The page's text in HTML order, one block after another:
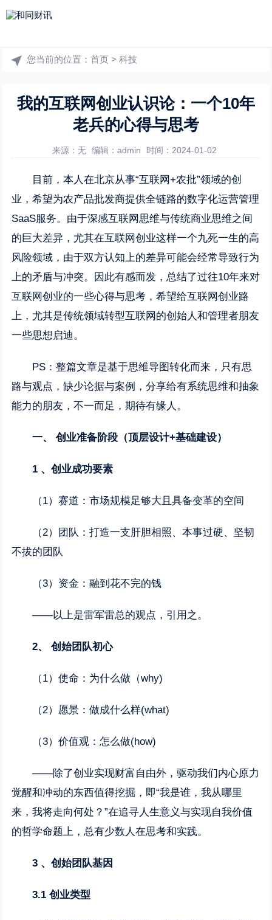
您当前的位置：首页 >科技
我的互联网创业认识论：一个10年
老兵的心得与思考
来源：无 编辑：admin 时间：2024-01-02
目前，本人在北京从事“互联网+农批”领域的创
业，希望为农产品批发商提供全链路的数字化运营管理
SaaS服务。由于深感互联网思维与传统商业思维之间
的巨大差异，尤其在互联网创业这样一个九死一生的高
风险领域，由于双方认知上的差异可能会经常导致行为
上的矛盾与冲突。因此有感而发，总结了过往10年来对
互联网创业的一些心得与思考，希望给互联网创业路
上，尤其是传统领域转型互联网的创始人和管理者朋友
一些思想启迪。
PS：整篇文章是基于思维导图转化而来，只有思
路与观点，缺少论据与案例，分享给有系统思维和抽象
能力的朋友，不一而足，期待有缘人。
一、 创业准备阶段（顶层设计+基础建设）
1 、创业成功要素
（1）赛道：市场规模足够大且具备变革的空间
（2）团队：打造一支肝胆相照、本事过硬、坚韧
不拔的团队
（3）资金：融到花不完的钱
——以上是雷军雷总的观点，引用之。
2、 创始团队初心
（1）使命：为什么做（why)
（2）愿景：做成什么样(what)
（3）价值观：怎么做(how)
——除了创业实现财富自由外，驱动我们内心原力
觉醒和冲动的东西值得挖掘，即“我是谁，我从哪里
来，我将走向何处？”在追寻人生意义与实现自我价值
的哲学命题上，总有少数人在思考和实践。
3 、创始团队基因
3.1 创业类型